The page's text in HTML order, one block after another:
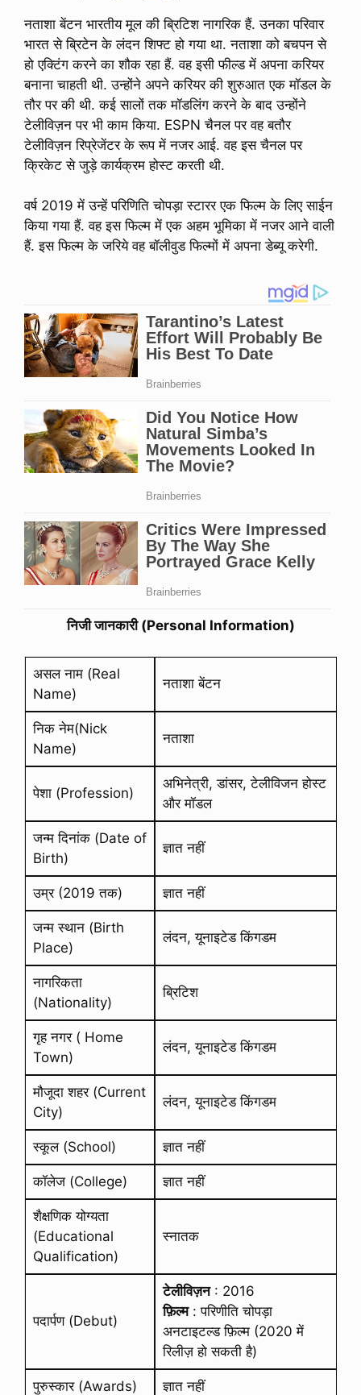
नताशा बेंटन भारतीय मूल की ब्रिटिश नागरिक हैं. उनका परिवार
भारत से ब्रिटेन के लंदन शिफ्ट हो गया था. नताशा को बचपन से
हो एक्टिंग करने का शौक रहा हैं. वह इसी फील्ड में अपना करियर
बनाना चाहती थी. उन्होंने अपने करियर की शुरुआत एक मॉडल के
तौर पर की थी. कई सालों तक मॉडलिंग करने के बाद उन्होंने
टेलीविज़न पर भी काम किया. ESPN चैनल पर वह बतौर
टेलीविज़न रिप्रेजेंटर के रूप में नजर आई. वह इस चैनल पर
क्रिकेट से जुड़े कार्यक्रम होस्ट करती थी.
वर्ष 2019 में उन्हें परिणिति चोपड़ा स्टारर एक फिल्म के लिए साईन
किया गया हैं. वह इस फिल्म में एक अहम भूमिका में नजर आने वाली
हैं. इस फिल्म के जरिये वह बॉलीवुड फिल्मों में अपना डेब्यू करेगी.
निजी जानकारी (Personal Information)
असल नाम (Real
Name)
नताशा बेंटन
निक नेम(Nick
Name)
नताशा
पेशा (Profession)
अभिनेत्री, डांसर, टेलीविजन होस्ट
और मॉडल
जन्म दिनांक (Date of
Birth)
ज्ञात नहीं
उम्र (2019 तक) ज्ञात नहीं
जन्म स्थान (Birth
Place)
लंदन, यूनाइटेड किंगडम
नागरिकता
(Nationality)
ब्रिटिश
गृह नगर ( Home
Town)
लंदन, यूनाइटेड किंगडम
मौजूदा शहर (Current
City)
लंदन, यूनाइटेड किंगडम
स्कूल (School) ज्ञात नहीं
कॉलेज (College) ज्ञात नहीं
शैक्षणिक योग्यता
(Educational
Qualification)
स्नातक
पदार्पण (Debut)
टेलीविज़न: 2016
फ़िल्म: परिणीति चोपड़ा
अनटाइटल्ड फ़िल्म (2020 में
रिलीज़ हो सकती है)
पुरुस्कार (Awards) ज्ञात नहीं